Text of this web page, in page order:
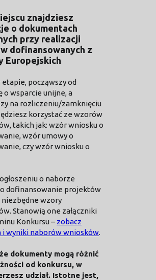
znajdziesz
o dokumentach
przy realizacji
dofinansowanych z
Europejskich
etapie, począwszy od
o wsparcie unijne, a
na rozliczeniu/zamknięciu
korzystać ze wzorów
takich jak: wzór wniosku o
wzór umowy o
czy wzór wniosku o
o naborze
dofinansowanie projektów
niezbędne wzory
Stanowią one załączniki
Konkursu – zobacz
i wyniki naborów wniosków.
dokumenty mogą różnić
od konkursu, w
udział. Istotne jest,